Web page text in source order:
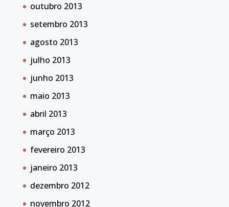
outubro 2013
setembro 2013
agosto 2013
julho 2013
junho 2013
maio 2013
abril 2013
março 2013
fevereiro 2013
janeiro 2013
dezembro 2012
novembro 2012